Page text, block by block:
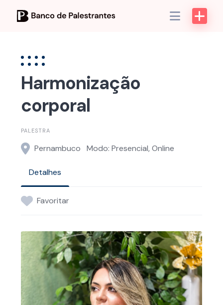
Harmonização
corporal
PALESTRA
Pernambuco Modo: Presencial, Online
Detalhes
Favoritar